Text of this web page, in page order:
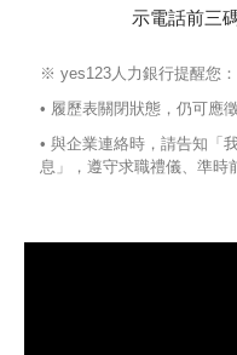
示電話前三
※ yes123人力銀行提醒您：
• 履歷表關閉狀態，仍可應
• 與企業連絡時，請告知「
息」，遵守求職禮儀、準時